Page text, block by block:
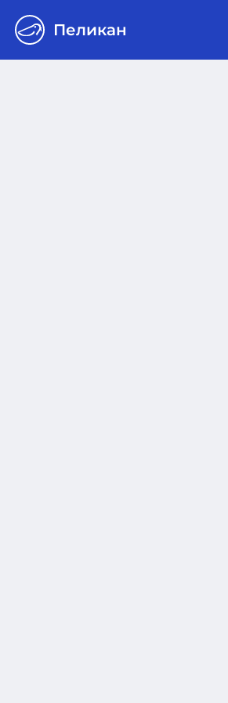
Пеликан